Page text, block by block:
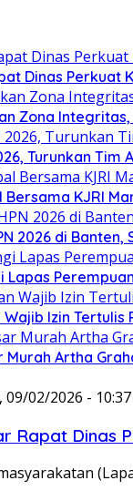
Dinas Perkuat
Zona
Turunkan Tim
Bersama KJRI
2026 di
Lapas
Izin Tertulis
Murah Artha
09/02/2026 -
Rapat Dinas